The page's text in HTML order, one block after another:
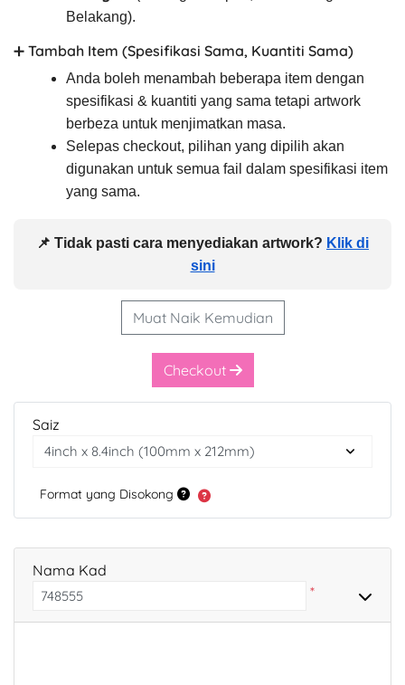
Belakang).
➕ Tambah Item (Spesifikasi Sama, Kuantiti Sama)
Anda boleh menambah beberapa item dengan
spesifikasi & kuantiti yang sama tetapi artwork
berbeza untuk menjimatkan masa.
Selepas checkout, pilihan yang dipilih akan
digunakan untuk semua fail dalam spesifikasi item
yang sama.
📌 Tidak pasti cara menyediakan artwork? Klik di
sini
Muat Naik Kemudian
Checkout
Saiz
Format yang Disokong
Nama Kad
*